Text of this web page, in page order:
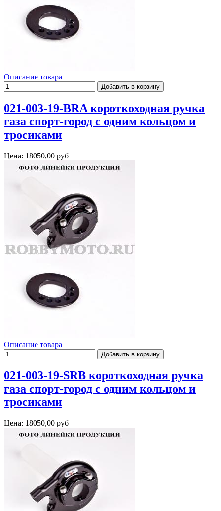
Описание товара
021-003-19-BRA короткоходная ручка
газа спорт-город с одним кольцом и
тросиками
Цена: 18050,00 руб
Описание товара
021-003-19-SRB короткоходная ручка
газа спорт-город с одним кольцом и
тросиками
Цена: 18050,00 руб